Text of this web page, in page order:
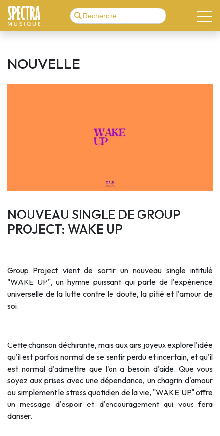
NOUVELLE
NOUVEAU SINGLE DE GROUP
PROJECT: WAKE UP
Group Project vient de sortir un nouveau single intitulé
"WAKE UP", un hymne puissant qui parle de l'expérience
universelle de la lutte contre le doute, la pitié et l'amour de
soi.
Cette chanson déchirante, mais aux airs joyeux explore l'idée
qu'il est parfois normal de se sentir perdu et incertain, et qu'il
est normal d'admettre que l'on a besoin d'aide. Que vous
soyez aux prises avec une dépendance, un chagrin d'amour
ou simplement le stress quotidien de la vie, "WAKE UP" offre
un message d'espoir et d'encouragement qui vous fera
danser.